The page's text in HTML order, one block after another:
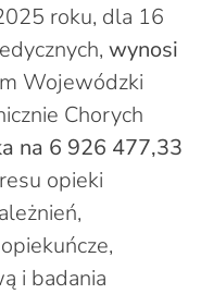
roku, dla 16
wynosi
Wojewódzki
Chorych
na 6 926 477,33
opieki
i badania